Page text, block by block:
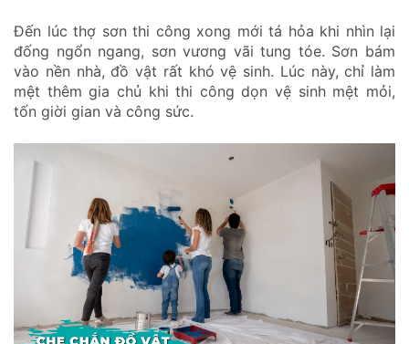
Đến lúc thợ sơn thi công xong mới tá hỏa khi nhìn lại
đống ngổn ngang, sơn vương vãi tung tóe. Sơn bám
vào nền nhà, đồ vật rất khó vệ sinh. Lúc này, chỉ làm
mệt thêm gia chủ khi thi công dọn vệ sinh mệt mỏi,
tốn giời gian và công sức.